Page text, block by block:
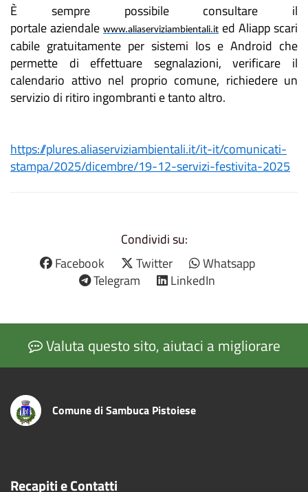
È sempre possibile consultare il
portale aziendale www.aliaserviziambientali.it ed Aliapp scari
cabile gratuitamente per sistemi Ios e Android che
permette di effettuare segnalazioni, verificare il
calendario attivo nel proprio comune, richiedere un
servizio di ritiro ingombranti e tanto altro.
https://plures.aliaserviziambientali.it/it-it/comunicati-
stampa/2025/dicembre/19-12-servizi-festivita-2025
Condividi su:
Facebook
Twitter
Whatsapp
Telegram
LinkedIn
Valuta questo sito, aiutaci a migliorare
Comune di Sambuca Pistoiese
Recapiti e Contatti